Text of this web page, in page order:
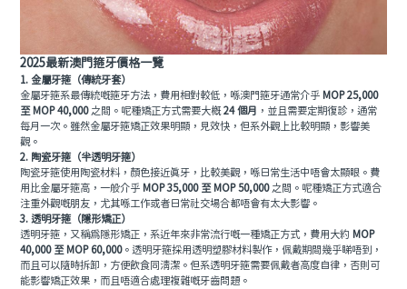
2025最新澳門箍牙價格一覽
1. 金屬牙箍（傳統牙套）
金屬牙箍系最傳統嘅箍牙方法，費用相對較低，喺澳門箍牙通常介乎 MOP 25,000
至 MOP 40,000之間。呢種矯正方式需要大概24 個月 ，並且需要定期復診，通常
每月一次。雖然金屬牙箍矯正效果明顯，見效快，但系外觀上比較明顯，影響美
觀。
2. 陶瓷牙箍（半透明牙箍）
陶瓷牙箍使用陶瓷材料，顏色接近真牙，比較美觀，喺日常生活中唔會太顯眼。費
用比金屬牙箍高，一般介乎 MOP 35,000 至 MOP 50,000之間。呢種矯正方式適合
注重外觀嘅朋友，尤其喺工作或者日常社交場合都唔會有太大影響。
3. 透明牙箍（隱形矯正）
透明牙箍，又稱為隱形矯正，系近年來非常流行嘅一種矯正方式，費用大約 MOP
40,000 至 MOP 60,000。透明牙箍採用透明塑膠材料製作，佩戴期間幾乎睇唔到，
而且可以隨時拆卸，方便飲食同清潔。但系透明牙箍需要佩戴者高度自律，否則可
能影響矯正效果，而且唔適合處理複雜嘅牙齒問題。